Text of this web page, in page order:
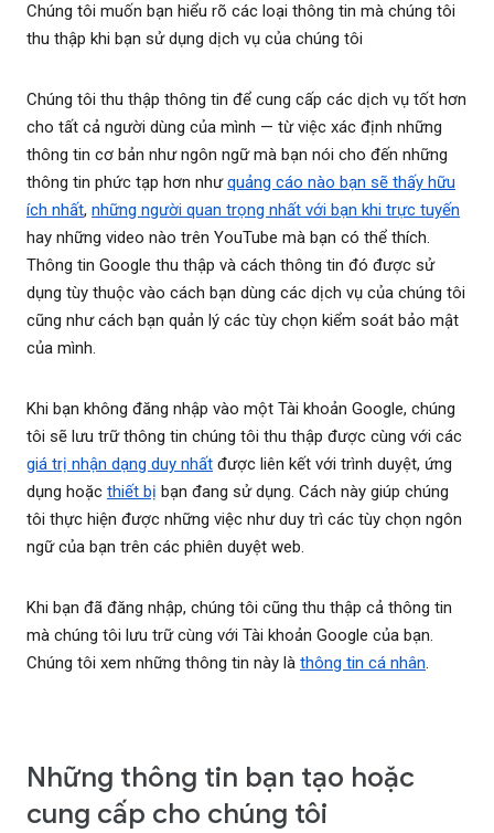
Chúng tôi muốn bạn hiểu rõ các loại thông tin mà chúng tôi
thu thập khi bạn sử dụng dịch vụ của chúng tôi
Chúng tôi thu thập thông tin để cung cấp các dịch vụ tốt hơn
cho tất cả người dùng của mình — từ việc xác định những
thông tin cơ bản như ngôn ngữ mà bạn nói cho đến những
thông tin phức tạp hơn nhưquảng cáo nào bạn sẽ thấy hữu
ích nhất, những người quan trọng nhất với bạn khi trực tuyến
hay những video nào trên YouTube mà bạn có thể thích.
Thông tin Google thu thập và cách thông tin đó được sử
dụng tùy thuộc vào cách bạn dùng các dịch vụ của chúng tôi
cũng như cách bạn quản lý các tùy chọn kiểm soát bảo mật
của mình.
Khi bạn không đăng nhập vào một Tài khoản Google, chúng
tôi sẽ lưu trữ thông tin chúng tôi thu thập được cùng với các
giá trị nhận dạng duy nhất được liên kết với trình duyệt, ứng
dụng hoặc thiết bị bạn đang sử dụng. Cách này giúp chúng
tôi thực hiện được những việc như duy trì các tùy chọn ngôn
ngữ của bạn trên các phiên duyệt web.
Khi bạn đã đăng nhập, chúng tôi cũng thu thập cả thông tin
mà chúng tôi lưu trữ cùng với Tài khoản Google của bạn.
Chúng tôi xem những thông tin này là thông tin cá nhân.
Những thông tin bạn tạo hoặc
cung cấp cho chúng tôi